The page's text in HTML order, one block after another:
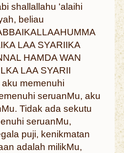
shallallahu 'alaihi
beliau
LAA SYARIIKA
HAMDA WAN
LAA SYARII
memenuhi
seruanMu, aku
Tidak ada sekutu
seruanMu,
puji, kenikmatan
adalah milikMu,